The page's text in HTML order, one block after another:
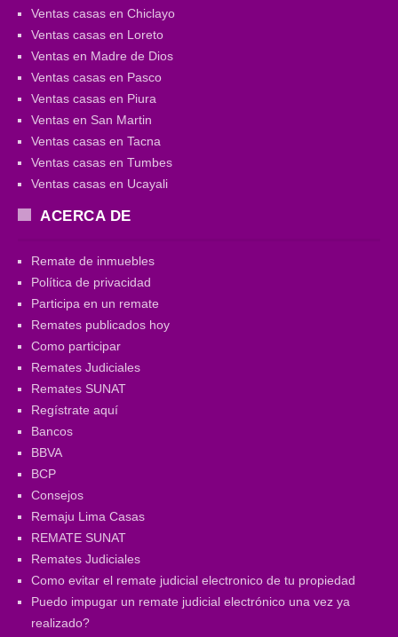
Ventas casas en Chiclayo
Ventas casas en Loreto
Ventas en Madre de Dios
Ventas casas en Pasco
Ventas casas en Piura
Ventas en San Martin
Ventas casas en Tacna
Ventas casas en Tumbes
Ventas casas en Ucayali
ACERCA DE
Remate de inmuebles
Política de privacidad
Participa en un remate
Remates publicados hoy
Como participar
Remates Judiciales
Remates SUNAT
Regístrate aquí
Bancos
BBVA
BCP
Consejos
Remaju Lima Casas
REMATE SUNAT
Remates Judiciales
Como evitar el remate judicial electronico de tu propiedad
Puedo impugar un remate judicial electrónico una vez ya
realizado?